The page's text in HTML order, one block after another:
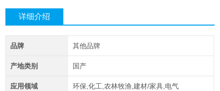
详细介绍
品牌 其他品牌
产地类别 国产
应用领域 环保,化工,农林牧渔,建材/家具,电气